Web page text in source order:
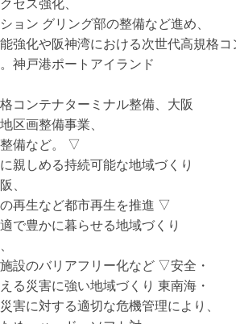
セス強化、
ョン グリング部の整備など進め、
強化や阪神湾における次世代高規格
神戸港ポートアイランド
コンテナターミナル整備、大阪
区画整備事業、
備など。 ▽
親しめる持続可能な地域づくり
、
再生など都市再生を推進 ▽
で豊かに暮らせる地域づくり
設のバリアフリー化など ▽安全・
る災害に強い地域づくり 東南海・
害に対する適切な危機管理により、